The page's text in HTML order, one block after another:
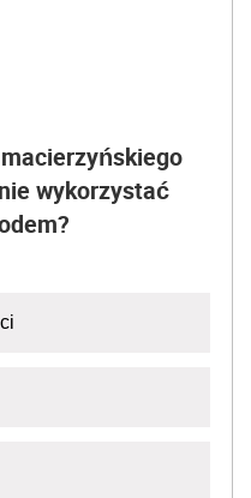
wykorzystać